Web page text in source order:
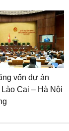
vốn dự án
Cai – Hà Nội